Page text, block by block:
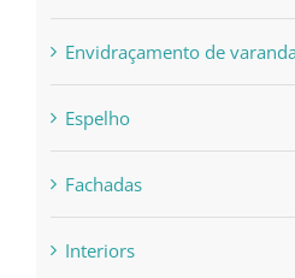
Envidraçamento de
Espelho
Fachadas
Interiors